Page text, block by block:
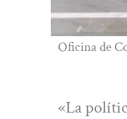
Oficina de
«La